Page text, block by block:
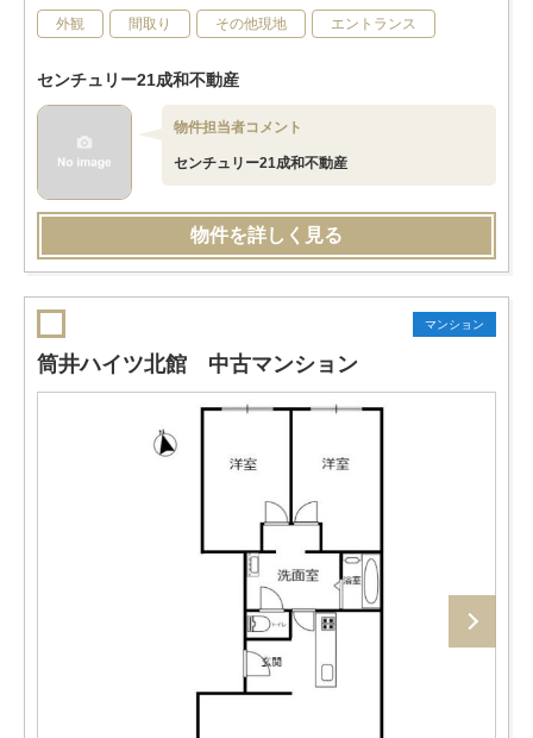
外観 間取り その他現地 エントランス
センチュリー21成和不動産
物件担当者コメント
センチュリー21成和不動産
物件を詳しく見る
マンション
筒井ハイツ北館 中古マンション